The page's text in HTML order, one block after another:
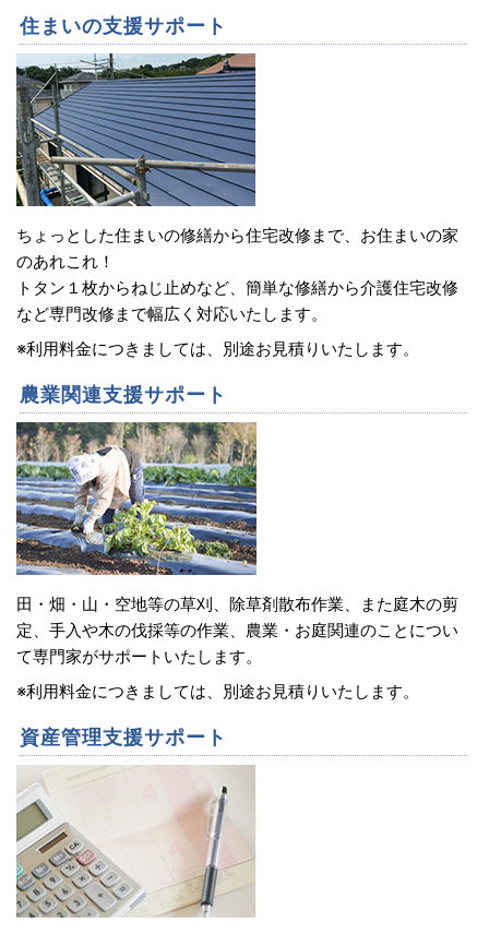
住まいの支援サポート
ちょっとした住まいの修繕から住宅改修まで、お住まいの家
のあれこれ！
トタン１枚からねじ止めなど、簡単な修繕から介護住宅改修
など専門改修まで幅広く対応いたします。
※利用料金につきましては、別途お見積りいたします。
農業関連支援サポート
田・畑・山・空地等の草刈、除草剤散布作業、また庭木の剪
定、手入や木の伐採等の作業、農業・お庭関連のことについ
て専門家がサポートいたします。
※利用料金につきましては、別途お見積りいたします。
資産管理支援サポート